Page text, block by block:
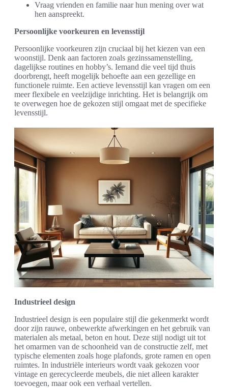
Vraag vrienden en familie naar hun mening over wat
hen aanspreekt.
Persoonlijke voorkeuren en levensstijl
Persoonlijke voorkeuren zijn cruciaal bij het kiezen van een
woonstijl. Denk aan factoren zoals gezinssamenstelling,
dagelijkse routines en hobby’s. Iemand die veel tijd thuis
doorbrengt, heeft mogelijk behoefte aan een gezellige en
functionele ruimte. Een actieve levensstijl kan vragen om een
meer flexibele en veelzijdige inrichting. Het is belangrijk om
te overwegen hoe de gekozen stijl omgaat met de specifieke
levensstijl.
Industrieel design
Industrieel design is een populaire stijl die gekenmerkt wordt
door zijn rauwe, onbewerkte afwerkingen en het gebruik van
materialen als metaal, beton en hout. Deze stijl nodigt uit tot
het omarmen van de schoonheid van de constructie zelf, met
typische elementen zoals hoge plafonds, grote ramen en open
ruimtes. In industriële interieurs wordt vaak gekozen voor
vintage en gerecycleerde meubels, die niet alleen karakter
toevoegen, maar ook een verhaal vertellen.